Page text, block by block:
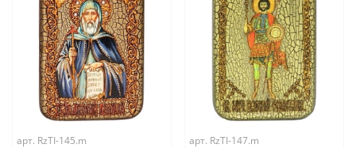
арт. RzTI-145.m арт. RzTI-147.m